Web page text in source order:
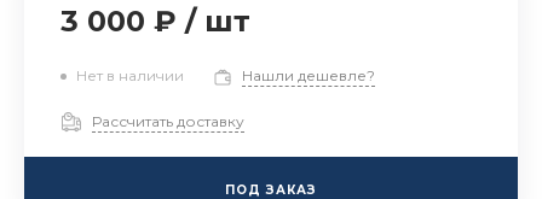
3 000 ₽ / шт
Нет в наличии Нашли дешевле?
Рассчитать доставку
ПОД ЗАКАЗ